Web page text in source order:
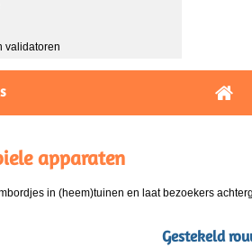
validatoren
apparaten
in (heem)tuinen en laat bezoekers
Gestekeld